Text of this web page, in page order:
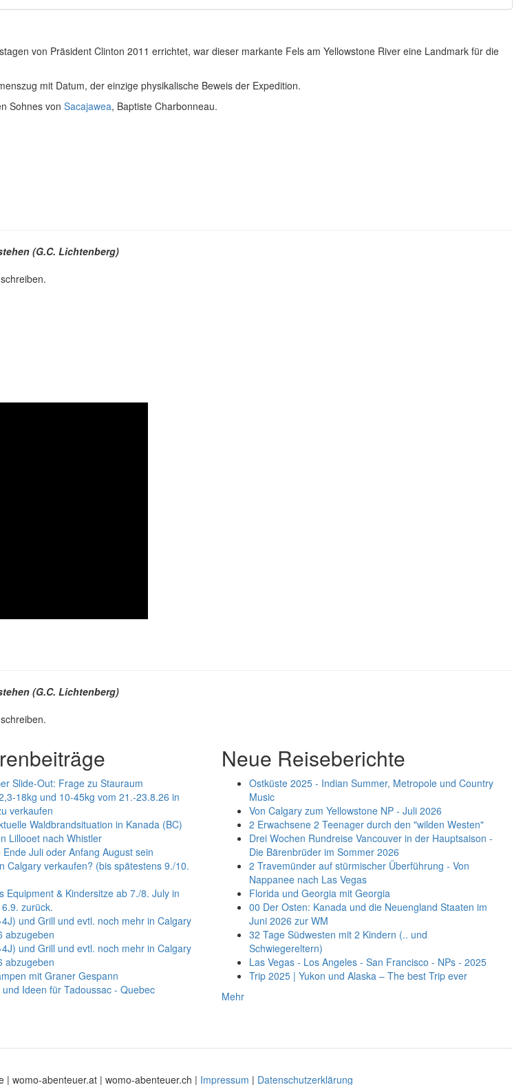
von Präsident Clinton 2011 errichtet, war dieser markante Fels am Yellowstone River eine Landmark für die
mit Datum, der einzige physikalische Beweis der Expedition.
Sohnes von Sacajawea, Baptiste Charbonneau.
(G.C. Lichtenberg)
(G.C. Lichtenberg)
Slide-Out: Frage zu Stauraum
18kg und 10-45kg vom 21.-23.8.26 in
verkaufen
Waldbrandsituation in Kanada (BC)
Lillooet nach Whistler
Juli oder Anfang August sein
Calgary verkaufen? (bis spätestens 9./10.
Equipment & Kindersitze ab 7./8. July in
zurück.
und Grill und evtl. noch mehr in Calgary
abzugeben
und Grill und evtl. noch mehr in Calgary
abzugeben
mit Graner Gespann
Ideen für Tadoussac - Quebec
Neue Reiseberichte
Ostküste 2025 - Indian Summer, Metropole und Country
Music
Von Calgary zum Yellowstone NP - Juli 2026
2 Erwachsene 2 Teenager durch den "wilden Westen"
Drei Wochen Rundreise Vancouver in der Hauptsaison -
Die Bärenbrüder im Sommer 2026
2 Travemünder auf stürmischer Überführung - Von
Nappanee nach Las Vegas
Florida und Georgia mit Georgia
00 Der Osten: Kanada und die Neuengland Staaten im
Juni 2026 zur WM
32 Tage Südwesten mit 2 Kindern (.. und
Schwiegereltern)
Las Vegas - Los Angeles - San Francisco - NPs - 2025
Trip 2025 | Yukon und Alaska – The best Trip ever
Mehr
womo-abenteuer.at | womo-abenteuer.ch | Impressum | Datenschutzerklärung